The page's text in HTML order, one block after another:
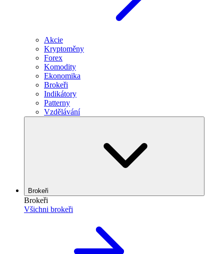
Akcie
Kryptoměny
Forex
Komodity
Ekonomika
Brokeři
Indikátory
Patterny
Vzdělávání
Brokeři
Brokeři
Všichni brokeři